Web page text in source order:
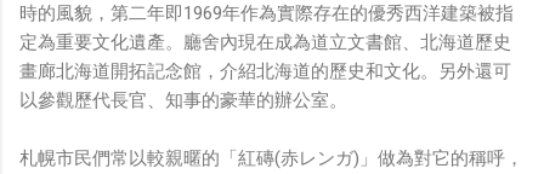
時的風貌，第二年即1969年作為實際存在的優秀西洋建築被指
定為重要文化遺產。廳舍內現在成為道立文書館、北海道歷史
畫廊北海道開拓記念館，介紹北海道的歷史和文化。另外還可
以參觀歷代長官、知事的豪華的辦公室。
札幌市民們常以較親暱的「紅磚(赤レンガ)」做為對它的稱呼，